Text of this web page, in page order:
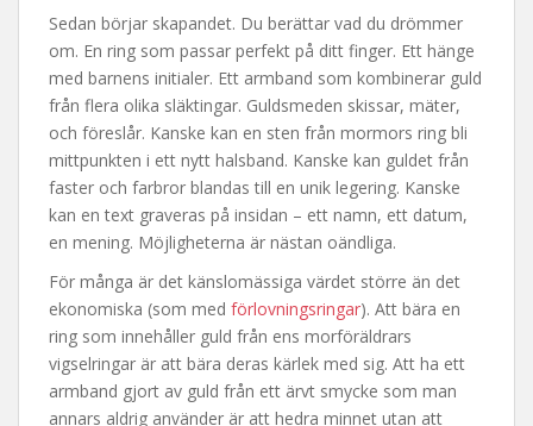
Sedan börjar skapandet. Du berättar vad du drömmer
om. En ring som passar perfekt på ditt finger. Ett hänge
med barnens initialer. Ett armband som kombinerar guld
från flera olika släktingar. Guldsmeden skissar, mäter,
och föreslår. Kanske kan en sten från mormors ring bli
mittpunkten i ett nytt halsband. Kanske kan guldet från
faster och farbror blandas till en unik legering. Kanske
kan en text graveras på insidan – ett namn, ett datum,
en mening. Möjligheterna är nästan oändliga.
För många är det känslomässiga värdet större än det
ekonomiska (som med förlovningsringar). Att bära en
ring som innehåller guld från ens morföräldrars
vigselringar är att bära deras kärlek med sig. Att ha ett
armband gjort av guld från ett ärvt smycke som man
annars aldrig använder är att hedra minnet utan att